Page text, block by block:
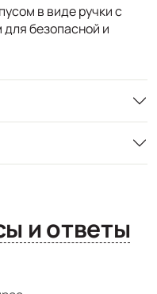
в виде ручки с
безопасной и
Вопросы и ответы